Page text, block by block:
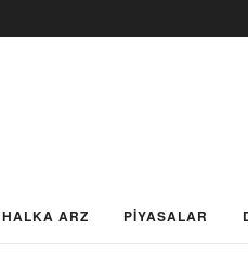
HALKA ARZ PİYASALAR